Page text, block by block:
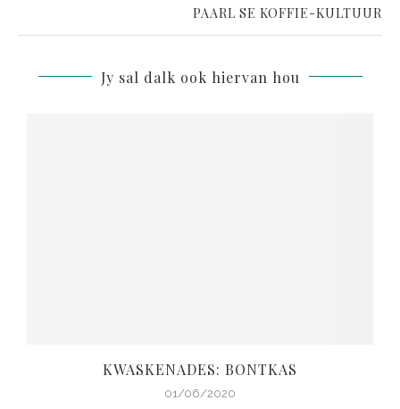
PAARL SE KOFFIE-KULTUUR
Jy sal dalk ook hiervan hou
KWASKENADES: BONTKAS
01/06/2020